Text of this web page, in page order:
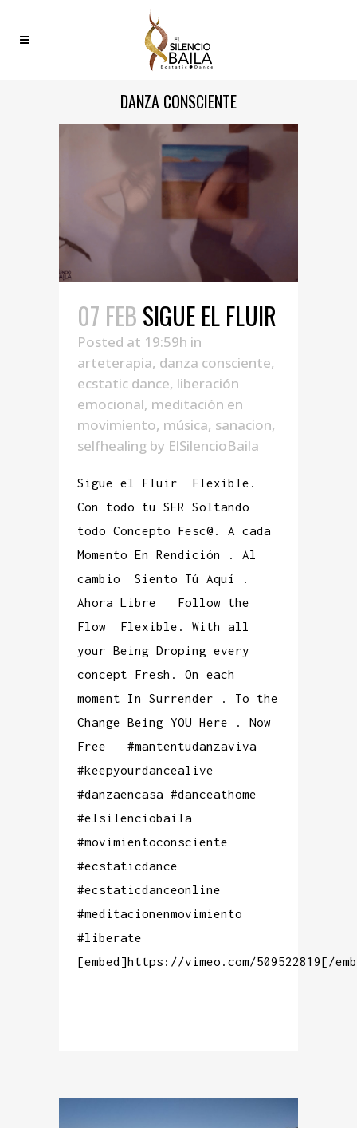
DANZA CONSCIENTE
07 FEB SIGUE EL FLUIR
Posted at 19:59h in
arteterapia, danza consciente,
ecstatic dance, liberación
emocional, meditación en
movimiento, música, sanacion,
selfhealing by ElSilencioBaila
Sigue el Fluir Flexible.
Con todo tu SER Soltando
todo Concepto Fesc@. A cada
Momento En Rendición . Al
cambio Siento Tú Aquí .
Ahora Libre Follow the
Flow Flexible. With all
your Being Droping every
concept Fresh. On each
moment In Surrender . To the
Change Being YOU Here . Now
Free #mantentudanzaviva
#keepyourdancealive
#danzaencasa #danceathome
#elsilenciobaila
#movimientoconsciente
#ecstaticdance
#ecstaticdanceonline
#meditacionenmovimiento
#liberate
[embed]https://vimeo.com/509522819[/